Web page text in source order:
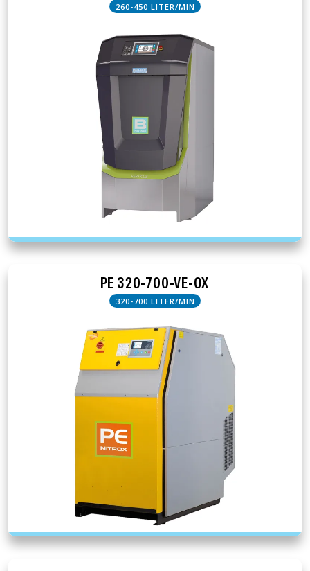
260-450 LITER/MIN
PE 320-700-VE-OX
320-700 LITER/MIN